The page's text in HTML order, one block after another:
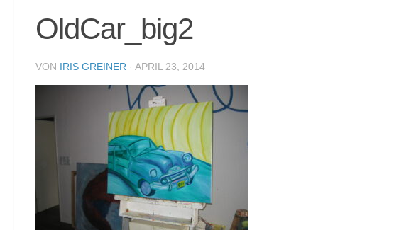
OldCar_big2
VON IRIS GREINER · APRIL 23, 2014